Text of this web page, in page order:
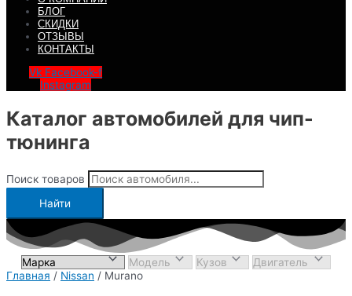
БЛОГ
СКИДКИ
ОТЗЫВЫ
КОНТАКТЫ
Vk Facebook-f
Instagram
Каталог автомобилей для чип-
тюнинга
Поиск товаров
Найти
Главная / Nissan / Murano